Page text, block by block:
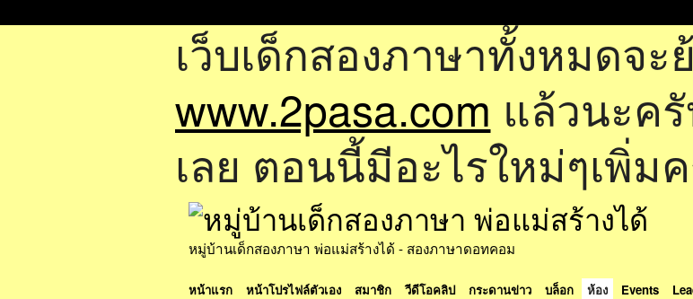
เว็บเด็กสองภาษาทั้งหมดจะ
www.2pasa.com แล้วนะค
เลย ตอนนี้มีอะไรใหม่ๆเพิ่ม
หมู่บ้านเด็กสองภาษา พ่อแม่สร้างได้ - สองภาษาดอทคอม
หน้าแรก หน้าโปรไฟล์ตัวเอง สมาชิก วีดีโอคลิป กระดานข่าว บล็อก ห้อง Events